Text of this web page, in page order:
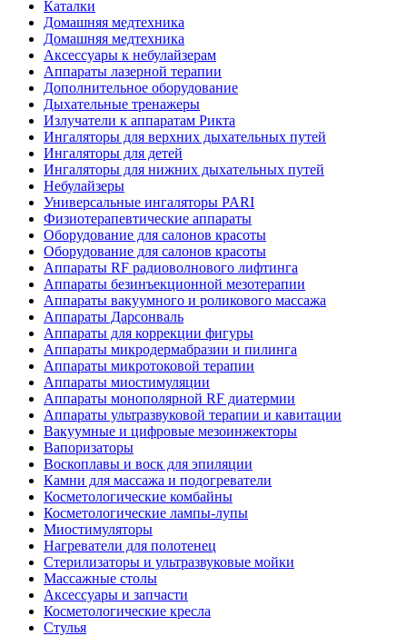
Каталки
Домашняя медтехника
Домашняя медтехника
Аксессуары к небулайзерам
Аппараты лазерной терапии
Дополнительное оборудование
Дыхательные тренажеры
Излучатели к аппаратам Рикта
Ингаляторы для верхних дыхательных путей
Ингаляторы для детей
Ингаляторы для нижних дыхательных путей
Небулайзеры
Универсальные ингаляторы PARI
Физиотерапевтические аппараты
Оборудование для салонов красоты
Оборудование для салонов красоты
Аппараты RF радиоволнового лифтинга
Аппараты безинъекционной мезотерапии
Аппараты вакуумного и роликового массажа
Аппараты Дарсонваль
Аппараты для коррекции фигуры
Аппараты микродермабразии и пилинга
Аппараты микротоковой терапии
Аппараты миостимуляции
Аппараты монополярной RF диатермии
Аппараты ультразвуковой терапии и кавитации
Вакуумные и цифровые мезоинжекторы
Вапоризаторы
Воскоплавы и воск для эпиляции
Камни для массажа и подогреватели
Косметологические комбайны
Косметологические лампы-лупы
Миостимуляторы
Нагреватели для полотенец
Стерилизаторы и ультразвуковые мойки
Массажные столы
Аксессуары и запчасти
Косметологические кресла
Стулья